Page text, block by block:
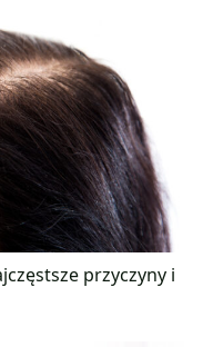
przyczyny i